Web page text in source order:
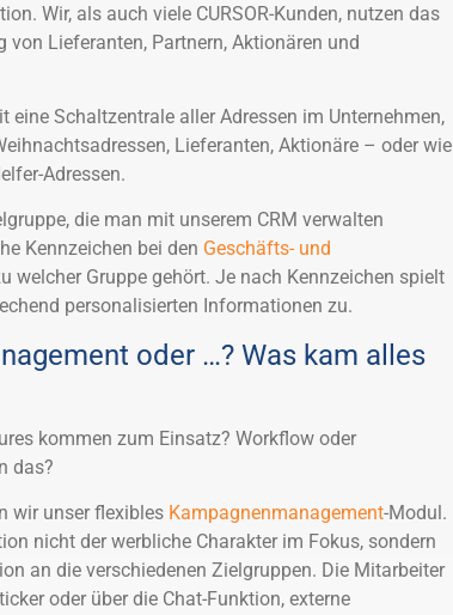
Wir, als auch viele CURSOR-Kunden, nutzen das
Lieferanten, Partnern, Aktionären und
eine Schaltzentrale aller Adressen im Unternehmen,
Lieferanten, Aktionäre – oder wie
Adressen.
die man mit unserem CRM verwalten
Kennzeichen bei den Geschäfts- und
welcher Gruppe gehört. Je nach Kennzeichen spielt
personalisierten Informationen zu.
oder …? Was kam alles
kommen zum Einsatz? Workflow oder
das?
wir unser flexibles Kampagnenmanagement-Modul.
nicht der werbliche Charakter im Fokus, sondern
an die verschiedenen Zielgruppen. Die Mitarbeiter
oder über die Chat-Funktion, externe